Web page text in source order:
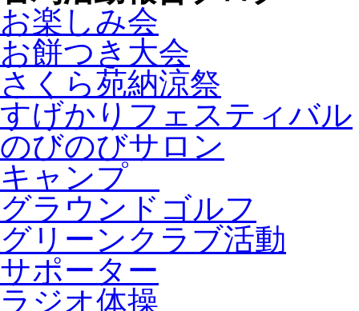
お楽しみ会
お餅つき大会
さくら苑納涼祭
すげかりフェスティバル
のびのびサロン
キャンプ
グラウンドゴルフ
グリーンクラブ活動
サポーター
ラジオ体操